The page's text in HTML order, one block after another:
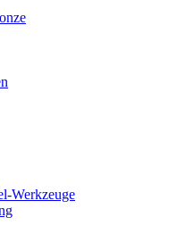
Werkzeuge